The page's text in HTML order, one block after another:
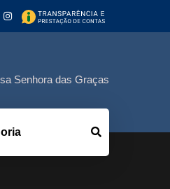
Senhora das Graças